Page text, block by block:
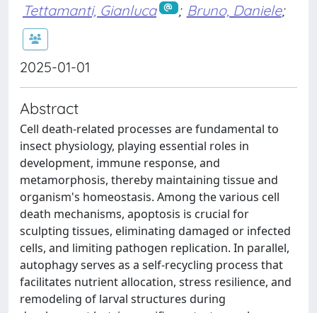
Tettamanti, Gianluca ; Bruno, Daniele;
2025-01-01
Abstract
Cell death-related processes are fundamental to
insect physiology, playing essential roles in
development, immune response, and
metamorphosis, thereby maintaining tissue and
organism's homeostasis. Among the various cell
death mechanisms, apoptosis is crucial for
sculpting tissues, eliminating damaged or infected
cells, and limiting pathogen replication. In parallel,
autophagy serves as a self-recycling process that
facilitates nutrient allocation, stress resilience, and
remodeling of larval structures during